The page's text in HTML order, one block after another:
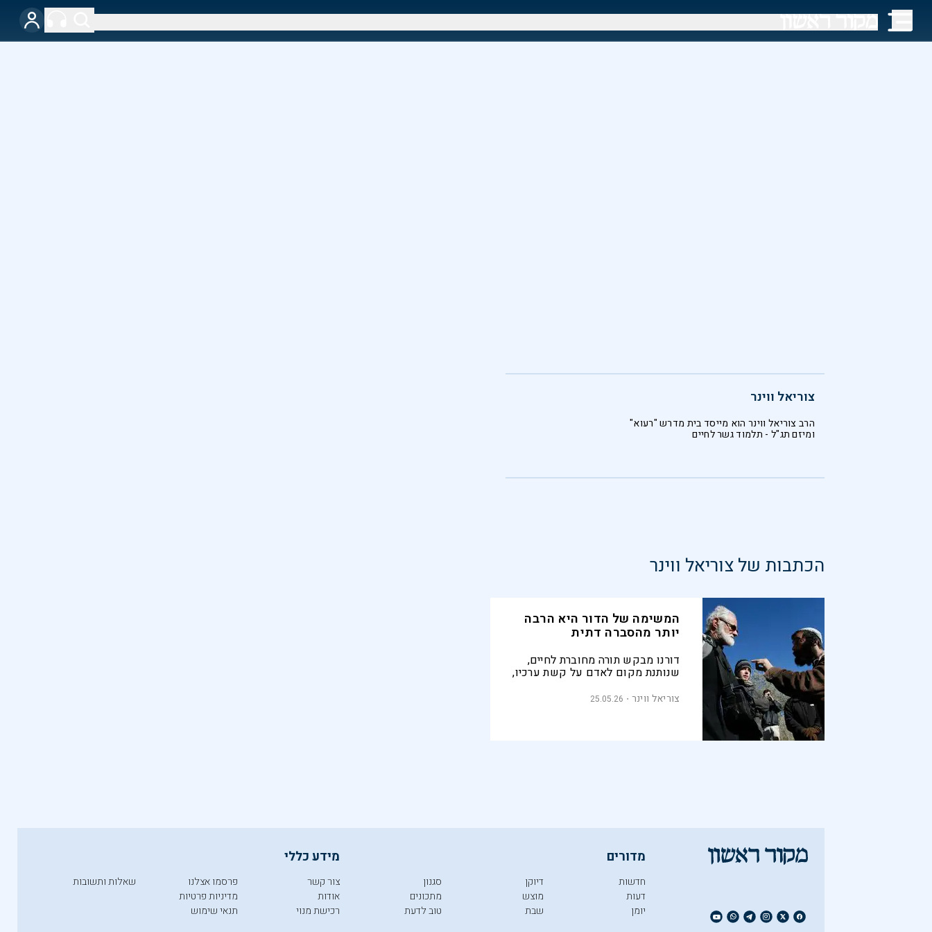
צוריאל ווינר
הרב צוריאל ווינר הוא מייסד בית מדרש "רעוא"
ומיזם תג"ל - תלמוד גשר לחיים
הכתבות שלצוריאל ווינר
המשימה של הדור היא הרבה
יותר מהסברה דתית
דורנו מבקש תורה מחוברת לחיים,
שנותנת מקום לאדם על קשת ערכיו,
היא להיענות לחיפוש העמוק הזה,
צוריאל ווינר 25.05.26
מדורים
חדשות
דעות
יומן
דיוקן
מוצש
שבת
סגנון
מתכונים
טוב לדעת
מידע כללי
צור קשר
אודות
רכישת מנוי
פרסמו אצלנו
מדיניות פרטיות
תנאי שימוש
שאלות ותשובות